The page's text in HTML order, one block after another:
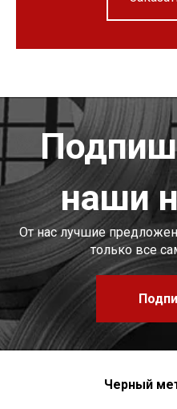
наши
От нас лучшие
только все
Черный